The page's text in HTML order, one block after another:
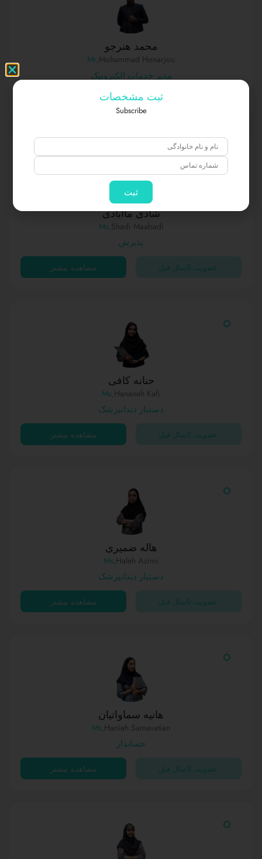
محمد هنرجو
Mohammad Honarjou
,Mr
مدیر خدمات الکترونیک
شادی ماآبادی
Shadi Maabadi
,Ms
پذیرش
عضویت:5سال قبل مشاهده بیشتر
حنانه کافی
Hananeh Kafi
,Ms
دستیار دندانپزشک
عضویت:3سال قبل مشاهده بیشتر
هاله ضمیری
Haleh Azimi
,Ms
دستیار دندانپزشک
عضویت:6سال قبل مشاهده بیشتر
هانیه سماواتیان
Hanieh Samavatian
,Ms
حسابدار
عضویت:3سال قبل مشاهده بیشتر
ثبت مشخصات
Subscribe
ثبت